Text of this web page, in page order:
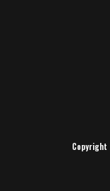
Copyright